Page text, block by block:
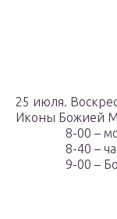
25 июля.
Иконы Божией
8-00 –
8-40 –
9-00 –